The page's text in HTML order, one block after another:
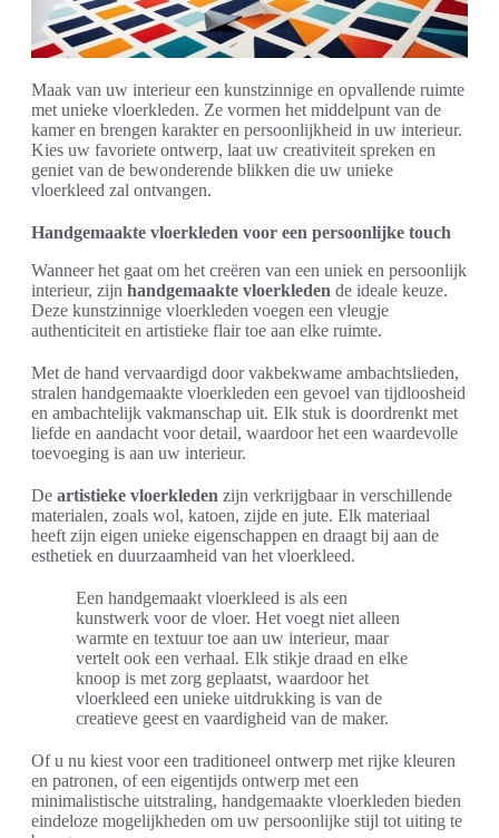
Maak van uw interieur een kunstzinnige en opvallende ruimte
met unieke vloerkleden. Ze vormen het middelpunt van de
kamer en brengen karakter en persoonlijkheid in uw interieur.
Kies uw favoriete ontwerp, laat uw creativiteit spreken en
geniet van de bewonderende blikken die uw unieke
vloerkleed zal ontvangen.
Handgemaakte vloerkleden voor een persoonlijke touch
Wanneer het gaat om het creëren van een uniek en persoonlijk
interieur, zijn handgemaakte vloerkleden de ideale keuze.
Deze kunstzinnige vloerkleden voegen een vleugje
authenticiteit en artistieke flair toe aan elke ruimte.
Met de hand vervaardigd door vakbekwame ambachtslieden,
stralen handgemaakte vloerkleden een gevoel van tijdloosheid
en ambachtelijk vakmanschap uit. Elk stuk is doordrenkt met
liefde en aandacht voor detail, waardoor het een waardevolle
toevoeging is aan uw interieur.
De artistieke vloerkleden zijn verkrijgbaar in verschillende
materialen, zoals wol, katoen, zijde en jute. Elk materiaal
heeft zijn eigen unieke eigenschappen en draagt bij aan de
esthetiek en duurzaamheid van het vloerkleed.
Een handgemaakt vloerkleed is als een
kunstwerk voor de vloer. Het voegt niet alleen
warmte en textuur toe aan uw interieur, maar
vertelt ook een verhaal. Elk stikje draad en elke
knoop is met zorg geplaatst, waardoor het
vloerkleed een unieke uitdrukking is van de
creatieve geest en vaardigheid van de maker.
Of u nu kiest voor een traditioneel ontwerp met rijke kleuren
en patronen, of een eigentijds ontwerp met een
minimalistische uitstraling, handgemaakte vloerkleden bieden
eindeloze mogelijkheden om uw persoonlijke stijl tot uiting te